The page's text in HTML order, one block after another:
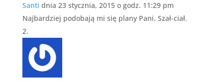
Santi dnia 23 stycznia, 2015 o godz. 11:29 pm
Najbardziej podobają mi się plany Pani. Szał-ciał.